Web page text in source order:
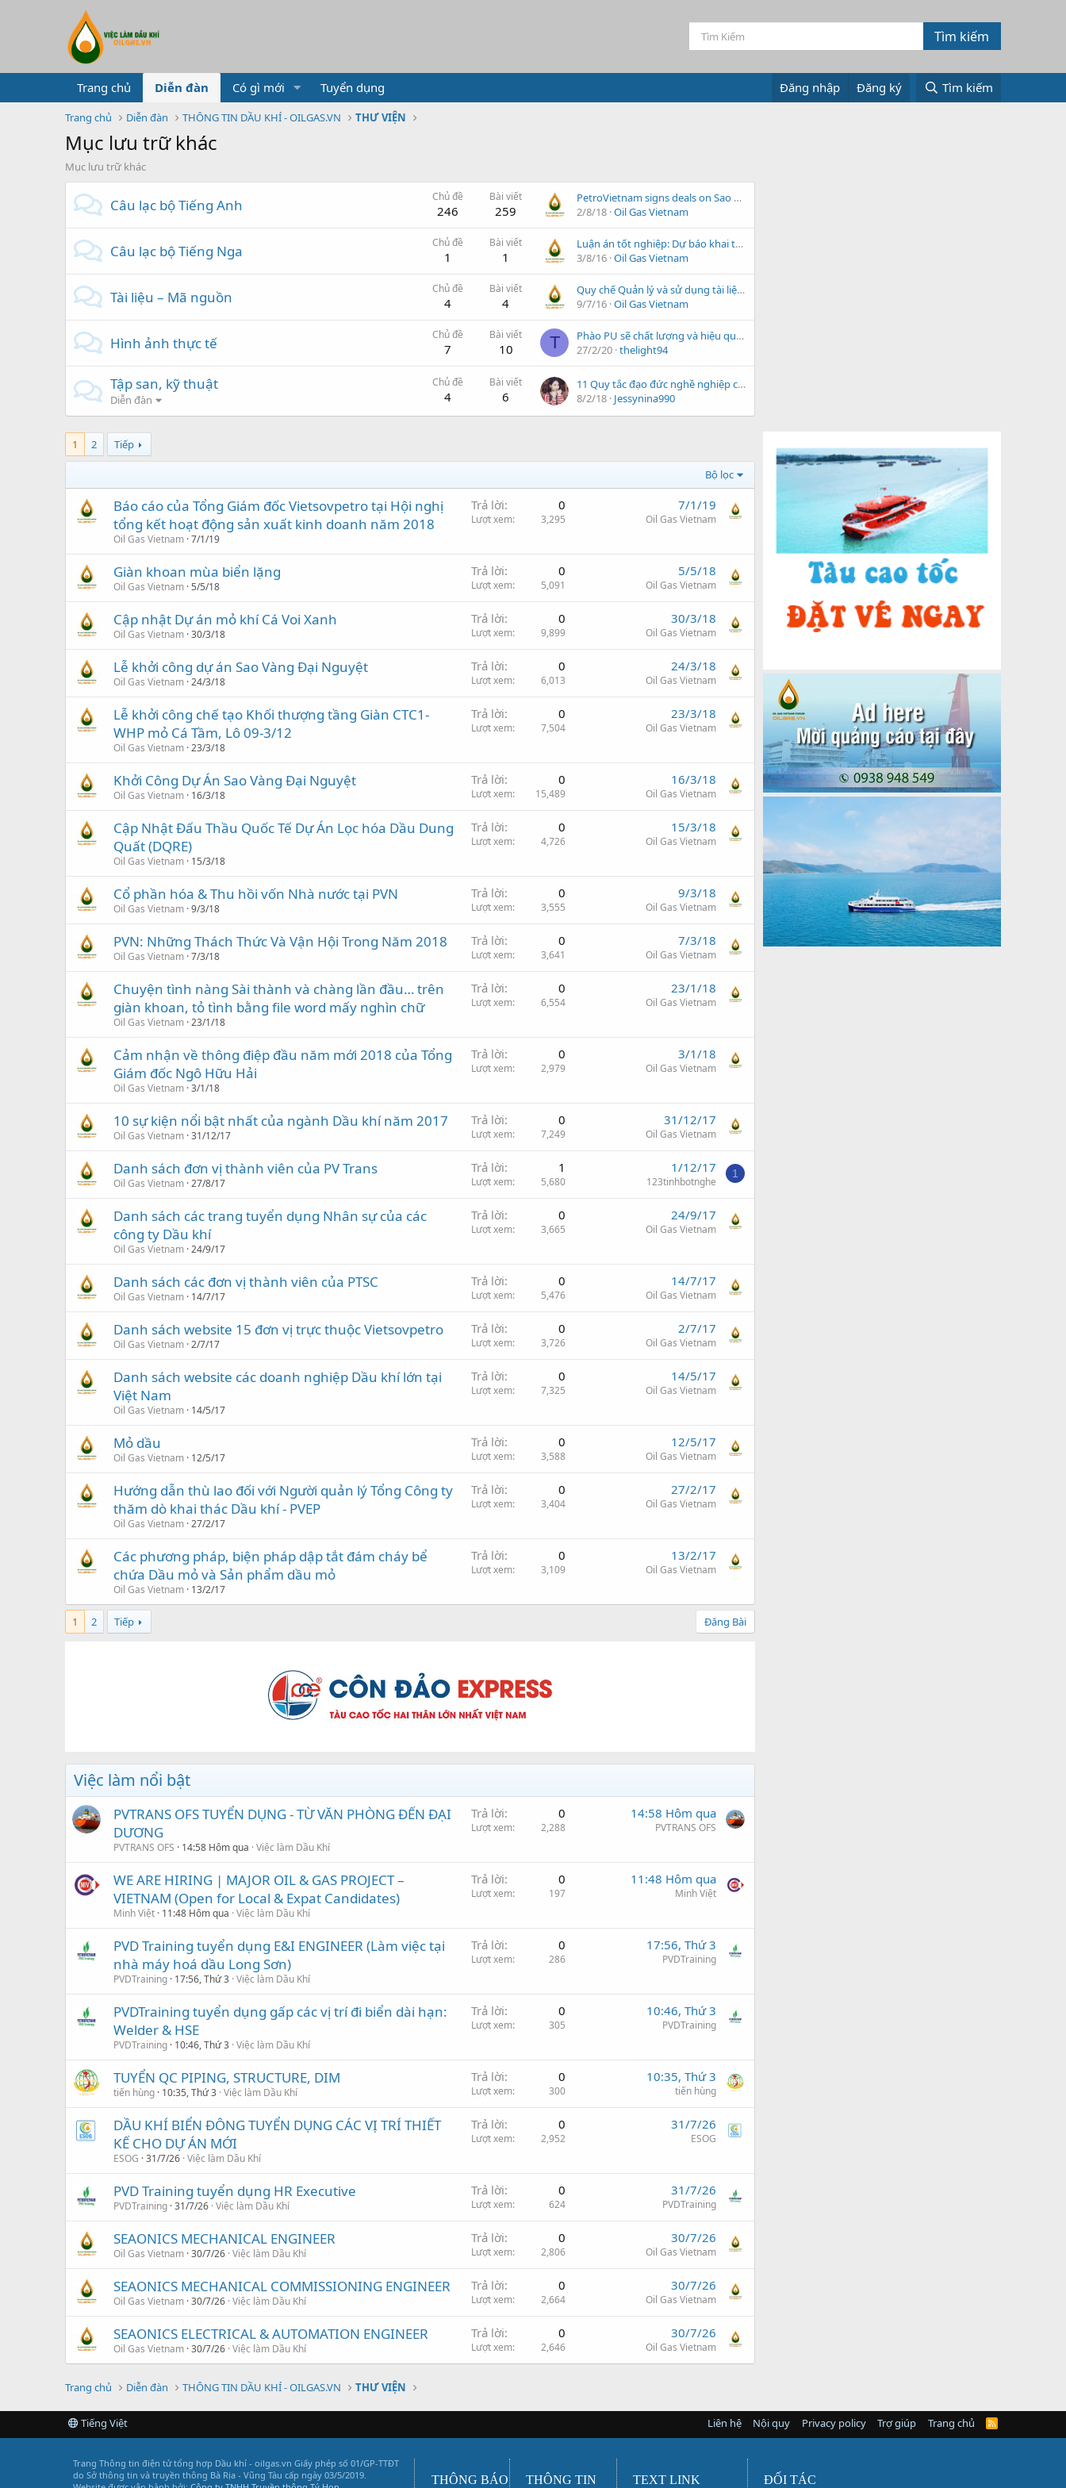
Trang chủ Diễn đàn Có gì mới Tuyển dụng Đăng nhập Đăng ký Tìm kiếm
Trang chủ Diễn đàn THÔNG TIN DẦU KHÍ - OILGAS.VN THƯ VIỆN
Mục lưu trữ khác
Mục lưu trữ khác
Câu lạc bộ Tiếng Anh Chủ đề
246
Bài viết
259
PetroVietnam signs deals on Sao Vang-Dai Nguyet gas field exploitation
2/8/18 Oil Gas Vietnam
Câu lạc bộ Tiếng Nga Chủ đề
1
Bài viết
1
Luận án tốt nghiệp: Dự báo khai thác khí và khí ngưng tụ, mỏ khí Thiên Ưng
3/8/16 Oil Gas Vietnam
Tài liệu – Mã nguồn Chủ đề
4
Bài viết
4
Quy chế Quản lý và sử dụng tài liệu mật trong ngành Dầu khí
9/7/16 Oil Gas Vietnam
Hình ảnh thực tế Chủ đề
7
Bài viết
10 T
Phào PU sẽ chất lượng và hiệu quả ra sao?
27/2/20 thelight94
Tập san, kỹ thuật
Diễn đàn
Chủ đề
4
Bài viết
6
11 Quy tắc đạo đức nghề nghiệp của Người lao động dầu khí
8/2/18 Jessynina990
1 2 Tiếp
Bộ lọc
Báo cáo của Tổng Giám đốc Vietsovpetro tại Hội nghị
tổng kết hoạt động sản xuất kinh doanh năm 2018
Oil Gas Vietnam 7/1/19
Trả lời 0
Lượt xem 3,295
7/1/19
Oil Gas Vietnam
Giàn khoan mùa biển lặng
Oil Gas Vietnam 5/5/18
Trả lời 0
Lượt xem 5,091
5/5/18
Oil Gas Vietnam
Cập nhật Dự án mỏ khí Cá Voi Xanh
Oil Gas Vietnam 30/3/18
Trả lời 0
Lượt xem 9,899
30/3/18
Oil Gas Vietnam
Lễ khởi công dự án Sao Vàng Đại Nguyệt
Oil Gas Vietnam 24/3/18
Trả lời 0
Lượt xem 6,013
24/3/18
Oil Gas Vietnam
Lễ khởi công chế tạo Khối thượng tầng Giàn CTC1-
WHP mỏ Cá Tầm, Lô 09-3/12
Oil Gas Vietnam 23/3/18
Trả lời 0
Lượt xem 7,504
23/3/18
Oil Gas Vietnam
Khởi Công Dự Án Sao Vàng Đại Nguyệt
Oil Gas Vietnam 16/3/18
Trả lời 0
Lượt xem 15,489
16/3/18
Oil Gas Vietnam
Cập Nhật Đấu Thầu Quốc Tế Dự Án Lọc hóa Dầu Dung
Quất (DQRE)
Oil Gas Vietnam 15/3/18
Trả lời 0
Lượt xem 4,726
15/3/18
Oil Gas Vietnam
Cổ phần hóa & Thu hồi vốn Nhà nước tại PVN
Oil Gas Vietnam 9/3/18
Trả lời 0
Lượt xem 3,555
9/3/18
Oil Gas Vietnam
PVN: Những Thách Thức Và Vận Hội Trong Năm 2018
Oil Gas Vietnam 7/3/18
Trả lời 0
Lượt xem 3,641
7/3/18
Oil Gas Vietnam
Chuyện tình nàng Sài thành và chàng lần đầu… trên
giàn khoan, tỏ tình bằng file word mấy nghìn chữ
Oil Gas Vietnam 23/1/18
Trả lời 0
Lượt xem 6,554
23/1/18
Oil Gas Vietnam
Cảm nhận về thông điệp đầu năm mới 2018 của Tổng
Giám đốc Ngô Hữu Hải
Oil Gas Vietnam 3/1/18
Trả lời 0
Lượt xem 2,979
3/1/18
Oil Gas Vietnam
10 sự kiện nổi bật nhất của ngành Dầu khí năm 2017
Oil Gas Vietnam 31/12/17
Trả lời 0
Lượt xem 7,249
31/12/17
Oil Gas Vietnam
Danh sách đơn vị thành viên của PV Trans
Oil Gas Vietnam 27/8/17
Trả lời 1
Lượt xem 5,680
1/12/17
123tinhbotnghe
1
Danh sách các trang tuyển dụng Nhân sự của các
công ty Dầu khí
Oil Gas Vietnam 24/9/17
Trả lời 0
Lượt xem 3,665
24/9/17
Oil Gas Vietnam
Danh sách các đơn vị thành viên của PTSC
Oil Gas Vietnam 14/7/17
Trả lời 0
Lượt xem 5,476
14/7/17
Oil Gas Vietnam
Danh sách website 15 đơn vị trực thuộc Vietsovpetro
Oil Gas Vietnam 2/7/17
Trả lời 0
Lượt xem 3,726
2/7/17
Oil Gas Vietnam
Danh sách website các doanh nghiệp Dầu khí lớn tại
Việt Nam
Oil Gas Vietnam 14/5/17
Trả lời 0
Lượt xem 7,325
14/5/17
Oil Gas Vietnam
Mỏ dầu
Oil Gas Vietnam 12/5/17
Trả lời 0
Lượt xem 3,588
12/5/17
Oil Gas Vietnam
Hướng dẫn thù lao đối với Người quản lý Tổng Công ty
thăm dò khai thác Dầu khí - PVEP
Oil Gas Vietnam 27/2/17
Trả lời 0
Lượt xem 3,404
27/2/17
Oil Gas Vietnam
Các phương pháp, biện pháp dập tắt đám cháy bể
chứa Dầu mỏ và Sản phẩm dầu mỏ
Oil Gas Vietnam 13/2/17
Trả lời 0
Lượt xem 3,109
13/2/17
Oil Gas Vietnam
1 2 Tiếp Đăng Bài
Việc làm nổi bật
PVTRANS OFS TUYỂN DỤNG - TỪ VĂN PHÒNG ĐẾN ĐẠI
DƯƠNG
PVTRANS OFS 14:58 Hôm qua Việc làm Dầu Khí
Trả lời 0
Lượt xem 2,288
14:58 Hôm qua
PVTRANS OFS
WE ARE HIRING | MAJOR OIL & GAS PROJECT –
VIETNAM (Open for Local & Expat Candidates)
Minh Việt 11:48 Hôm qua Việc làm Dầu Khí
Trả lời 0
Lượt xem 197
11:48 Hôm qua
Minh Việt
PVD Training tuyển dụng E&I ENGINEER (Làm việc tại
nhà máy hoá dầu Long Sơn)
PVDTraining 17:56, Thứ 3 Việc làm Dầu Khí
Trả lời 0
Lượt xem 286
17:56, Thứ 3
PVDTraining
PVDTraining tuyển dụng gấp các vị trí đi biển dài hạn:
Welder & HSE
PVDTraining 10:46, Thứ 3 Việc làm Dầu Khí
Trả lời 0
Lượt xem 305
10:46, Thứ 3
PVDTraining
TUYỂN QC PIPING, STRUCTURE, DIM
tiến hùng 10:35, Thứ 3 Việc làm Dầu Khí
Trả lời 0
Lượt xem 300
10:35, Thứ 3
tiến hùng
DẦU KHÍ BIỂN ĐÔNG TUYỂN DỤNG CÁC VỊ TRÍ THIẾT
KẾ CHO DỰ ÁN MỚI
ESOG 31/7/26 Việc làm Dầu Khí
Trả lời 0
Lượt xem 2,952
31/7/26
ESOG
PVD Training tuyển dụng HR Executive
PVDTraining 31/7/26 Việc làm Dầu Khí
Trả lời 0
Lượt xem 624
31/7/26
PVDTraining
SEAONICS MECHANICAL ENGINEER
Oil Gas Vietnam 30/7/26 Việc làm Dầu Khí
Trả lời 0
Lượt xem 2,806
30/7/26
Oil Gas Vietnam
SEAONICS MECHANICAL COMMISSIONING ENGINEER
Oil Gas Vietnam 30/7/26 Việc làm Dầu Khí
Trả lời 0
Lượt xem 2,664
30/7/26
Oil Gas Vietnam
SEAONICS ELECTRICAL & AUTOMATION ENGINEER
Oil Gas Vietnam 30/7/26 Việc làm Dầu Khí
Trả lời 0
Lượt xem 2,646
30/7/26
Oil Gas Vietnam
Trang chủ Diễn đàn THÔNG TIN DẦU KHÍ - OILGAS.VN THƯ VIỆN
Tiếng Việt Liên hệ Nội quy Privacy policy Trợ giúp Trang chủ
R
Trang Thông tin điện tử tổng hợp Dầu khí - oilgas.vn Giấy phép số 01/GP-TTĐT
do Sở thông tin và truyền thông Bà Rịa - Vũng Tàu cấp ngày 03/5/2019.
THÔNG BÁO THÔNG TIN TEXT LINK ĐỐI TÁC